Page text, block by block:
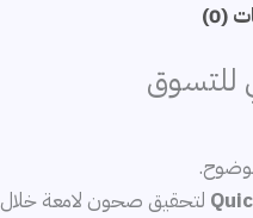
(0)
لتحقيق صحون لامعة خلال 30 دقيقة فقط.